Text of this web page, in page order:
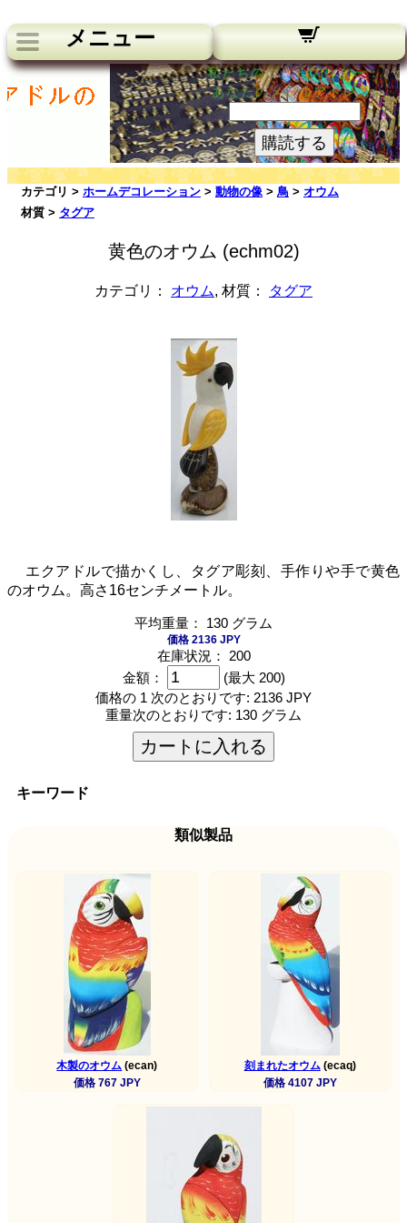
メニュー
私たちのニュースレター：
あなたのメールアドレス:
購読する
カテゴリ > ホームデコレーション > 動物の像 > 鳥 > オウム
材質 > タグア
黄色のオウム (echm02)
カテゴリ： オウム, 材質： タグア
エクアドルで描かくし、タグア彫刻、手作りや手で黄色
のオウム。高さ16センチメートル。
平均重量： 130 グラム
価格 2136 JPY
在庫状況： 200
金額：
(最大 200)
価格の 1 次のとおりです: 2136 JPY
重量次のとおりです: 130 グラム
カートに入れる
キーワード
類似製品
木製のオウム (ecan)
価格 767 JPY
刻まれたオウム(ecaq)
価格 4107 JPY